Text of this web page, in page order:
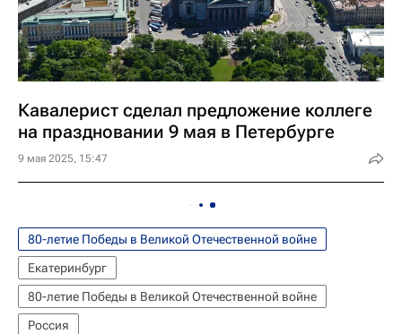
Кавалерист сделал предложение коллеге
на праздновании 9 мая в Петербурге
9 мая 2025, 15:47
80-летие Победы в Великой Отечественной войне
Екатеринбург
80-летие Победы в Великой Отечественной войне
Россия